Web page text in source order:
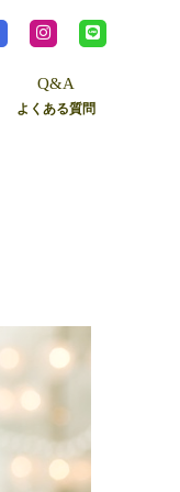
Q&A
よくある質問